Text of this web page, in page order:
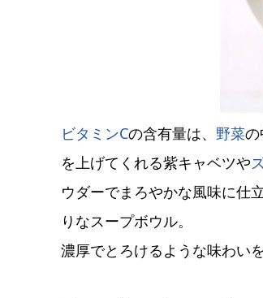
ビタミンCの含有量は、 野菜
を上げてくれる紫キャベツや
ウダーでまろやかな風味に仕
りなスープボウル。
濃厚でとろけるような味わい